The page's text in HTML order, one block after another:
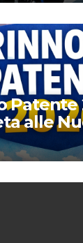
Patente
alle